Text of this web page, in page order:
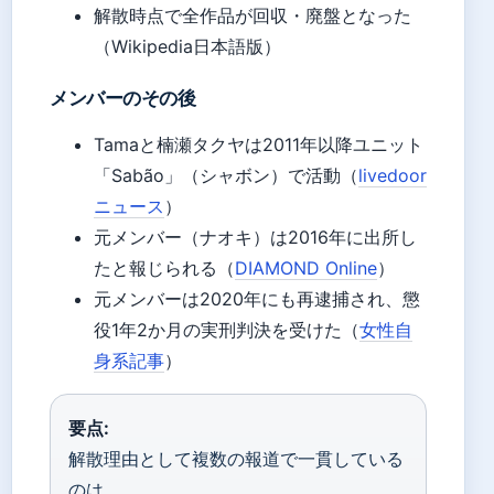
解散時点で全作品が回収・廃盤となった
（Wikipedia日本語版）
メンバーのその後
Tamaと楠瀬タクヤは2011年以降ユニット
「Sabão」（シャボン）で活動（livedoor
ニュース ）
元メンバー（ナオキ）は2016年に出所し
たと報じられる（DIAMOND Online）
元メンバーは2020年にも再逮捕され、懲
役1年2か月の実刑判決を受けた（女性自
身系記事）
要点:
解散理由として複数の報道で一貫している